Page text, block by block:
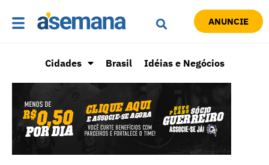
ANUNCIE
Cidades Brasil Idéias e Negócios